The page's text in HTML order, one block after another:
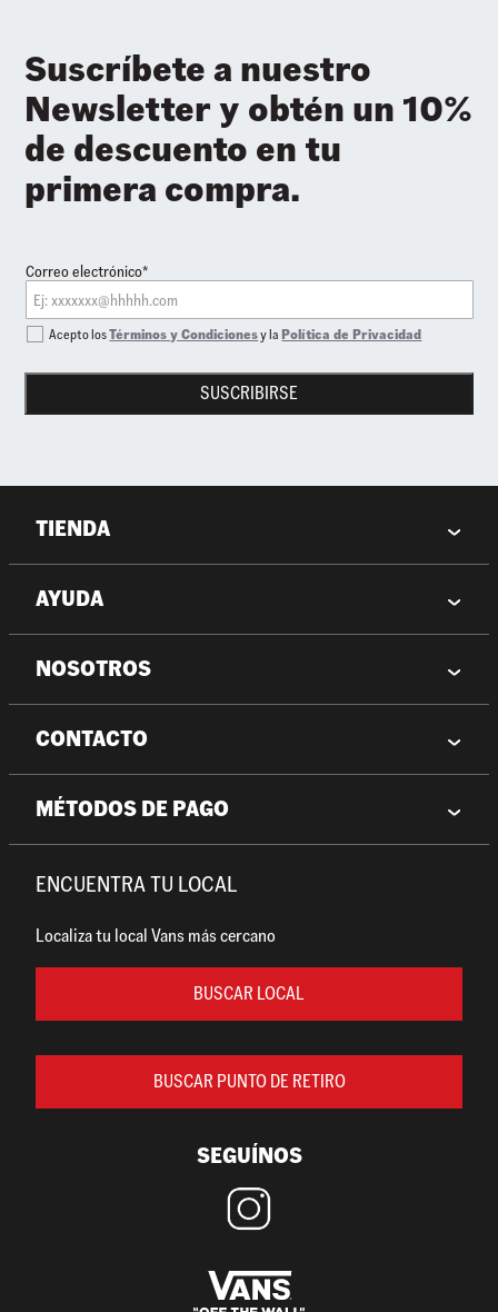
Suscríbete a nuestro
Newsletter y obtén un 10%
de descuento en tu
primera compra.
Correo electrónico*
SUSCRIBIRSE
Acepto losTérminos y Condicionesy laPolítica de Privacidad
TIENDA
AYUDA
NOSOTROS
CONTACTO
MÉTODOS DE PAGO
ENCUENTRA TU LOCAL
Localiza tu local Vans más cercano
BUSCAR LOCAL
BUSCAR PUNTO DE RETIRO
SEGUÍNOS